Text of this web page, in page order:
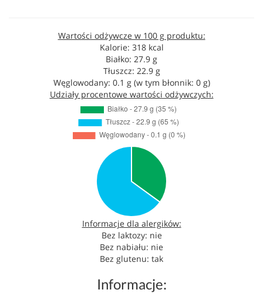
Wartości odżywcze w 100 g produktu:
Kalorie: 318 kcal
Białko: 27.9 g
Tłuszcz: 22.9 g
Węglowodany: 0.1 g (w tym błonnik: 0 g)
Udziały procentowe wartości odżywczych:
Informacje dla alergików:
Bez laktozy: nie
Bez nabiału: nie
Bez glutenu: tak
Informacje: